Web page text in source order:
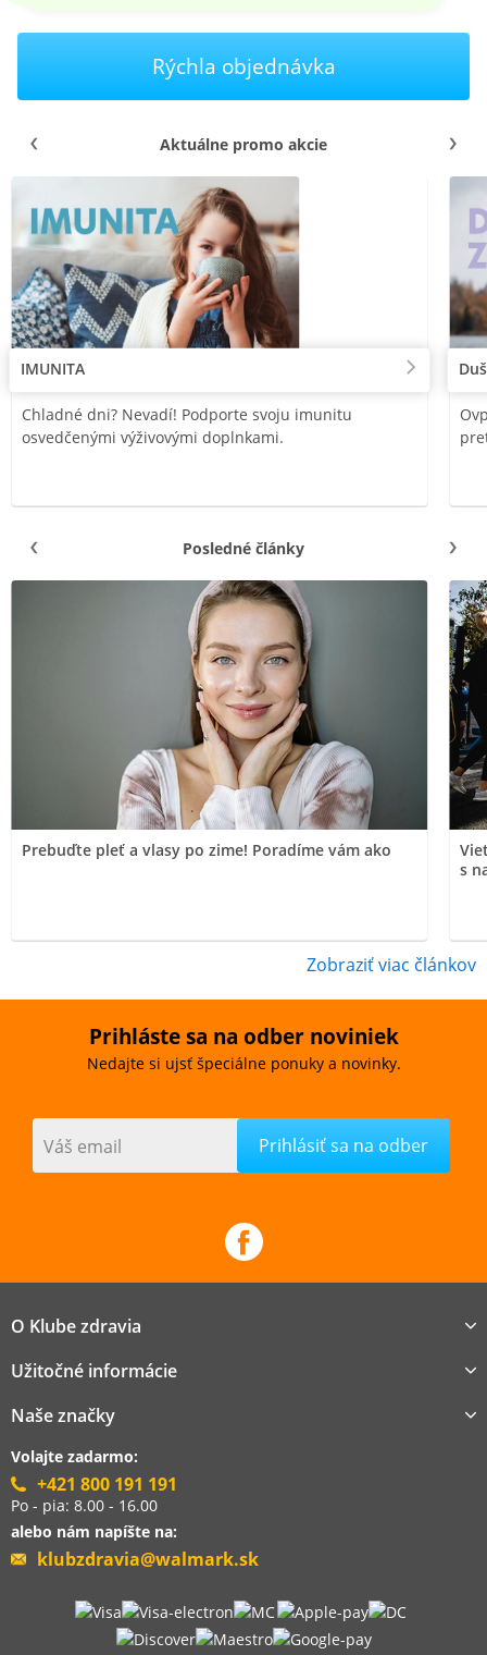
Rýchla objednávka
Aktuálne promo akcie
IMUNITA
Chladné dni? Nevadí! Podporte svoju imunitu
osvedčenými výživovými doplnkami.
Posledné články
Prebuďte pleť a vlasy po zime! Poradíme vám ako
s
Zobraziť viac článkov
Prihláste sa na odber noviniek
Nedajte si ujsť špeciálne ponuky a novinky.
Váš email
O Klube zdravia
Užitočné informácie
Naše značky
Volajte zadarmo:
+421 800 191 191
Po - pia: 8.00 - 16.00
alebo nám napíšte na:
klubzdravia@walmark.sk